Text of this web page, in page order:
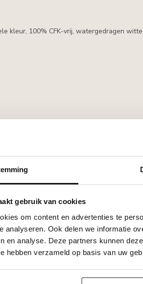
gebruik van cookies
om content en advertenties te
analyseren. Ook delen we informatie
en analyse. Deze partners kunnen
hebben verzameld op basis van uw
kleur, 100% CFK-vrij, watergedragen witte
witte primer, overschilderbaar
verven.
aanvraag).